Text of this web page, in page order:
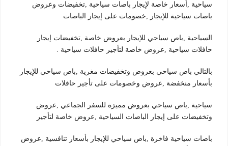
سياحية ,أسعار خاصة لإيجار باصات سياحية ,تخفيضات وعروض
باصات سياحية للإيجار ,خصومات على إيجار الباصات
السياحية ,باص سياحي للإيجار بعروض خاصة ,تخفيضات إيجار
حافلات سياحية ,عروض خاصة لتأجير حافلات سياحية .
بالتالي باص سياحي بعروض وتخفيضات مغرية ,باص سياحي للإيجار
بأسعار منخفضة ,عروض وخصومات على تأجير حافلات
سياحية ,باص سياحي بعروض مميزة للسفر الجماعي ,عروض
وتخفيضات على إيجار الباصات السياحية ,عروض خاصة لتأجير
باصات سياحية فاخرة ,باص سياحي للإيجار بأسعار تنافسية ,عروض